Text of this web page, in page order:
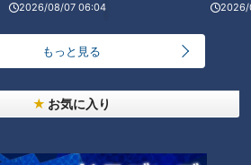
2026/08/07 06:04 2026/
もっと見る
お気に入り
球界を代表する投手となり地元に“勝野